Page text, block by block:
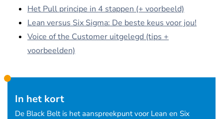
Het Pull principe in 4 stappen (+ voorbeeld)
Lean versus Six Sigma: De beste keus voor jou!
Voice of the Customer uitgelegd (tips +
voorbeelden)
In het kort
De Black Belt is het aanspreekpunt voor Lean en Six